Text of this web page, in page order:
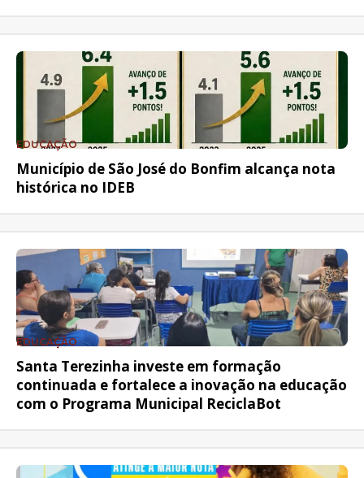
EDUCAÇÃO
Município de São José do Bonfim alcança nota
histórica no IDEB
EDUCAÇÃO
Santa Terezinha investe em formação
continuada e fortalece a inovação na educação
com o Programa Municipal ReciclaBot